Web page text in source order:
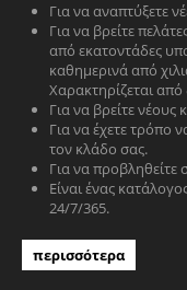
Για να αναπτύξετε
Για να βρείτε
από εκατοντάδες
καθημερινά από
Χαρακτηρίζεται από
Για να βρείτε
Για να έχετε τρόπο
τον κλάδο σας.
Για να
Είναι ένας
24/7/365.
περισσότερα